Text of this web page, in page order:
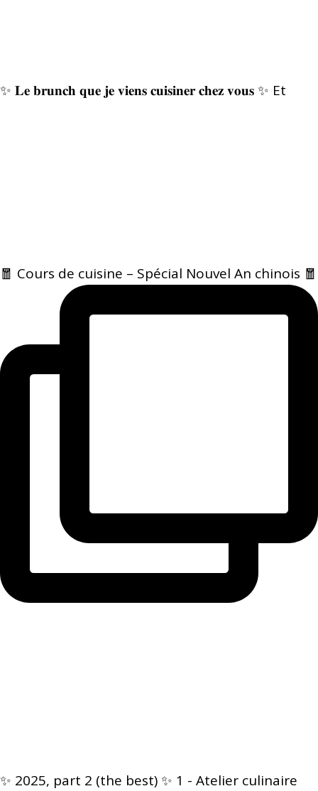
✨ 𝐋𝐞 𝐛𝐫𝐮𝐧𝐜𝐡 𝐪𝐮𝐞 𝐣𝐞 𝐯𝐢𝐞𝐧𝐬 𝐜𝐮𝐢𝐬𝐢𝐧𝐞𝐫 𝐜𝐡𝐞𝐳 𝐯𝐨𝐮𝐬 ✨ Et
🧧 Cours de cuisine – Spécial Nouvel An chinois 🧧
✨ 2025, part 2 (the best) ✨ 1 - Atelier culinaire